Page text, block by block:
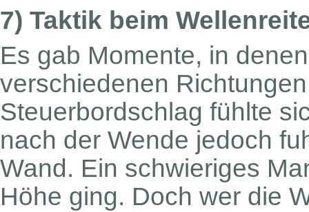
7) Taktik beim
Es gab Momente, in
verschiedenen
Steuerbordschlag fühlte
nach der Wende jedoch
Wand. Ein schwieriges
Höhe ging. Doch wer die